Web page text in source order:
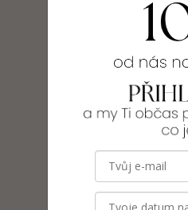
969 Kč
UNI: M-XL